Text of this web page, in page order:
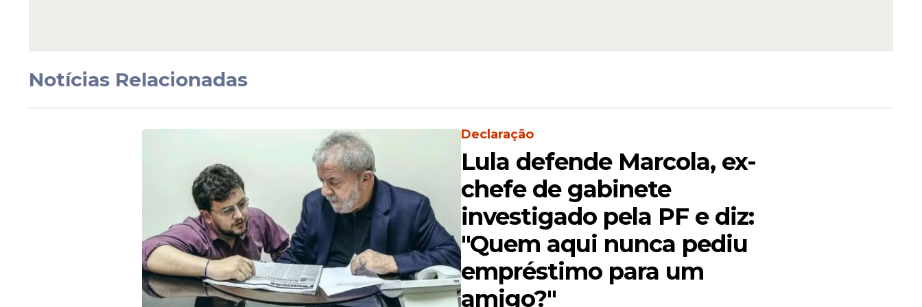
Veja Também
“Hoje, esse ato aqui é um momento histórico na luta pelo direito à alfabetização. Na luta para
transformar nossos assentamentos e acampamentos, as nossas periferias em territórios livres do
analfabetismo”, completou Maria de Jesus.
Notícias Relacionadas
Declaração
Lula defende Marcola, ex-
chefe de gabinete
investigado pela PF e diz:
"Quem aqui nunca pediu
empréstimo para um
amigo?"